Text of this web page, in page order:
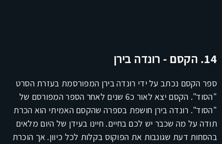
14. הקסם - רונדה בירן
ספר הקסם נכתב על ידי רונדה בירן המפורסמת בעזרת הסרט
"הסוד". הקסם יצא לאור כ6 שנים לאחר הספר המפורסם של
"הסוד". רונדה בירן חושפת בספרה שהקסם האמיתי הוא הכרת
תודה על מה שכבר יש לכם בחיים. חיינו בעידן של היום מלאים
בהסחות דעת שגונבות את הפוקוס בקלות לכל כיוון. אך הוכרת